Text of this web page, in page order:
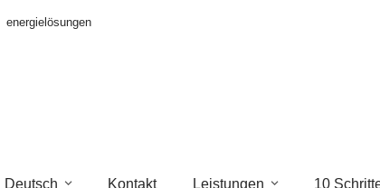
energielösungen
Deutsch Kontakt Leistungen 10